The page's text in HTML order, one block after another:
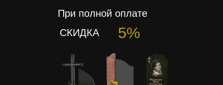
При полной оплате
5%
СКИДКА